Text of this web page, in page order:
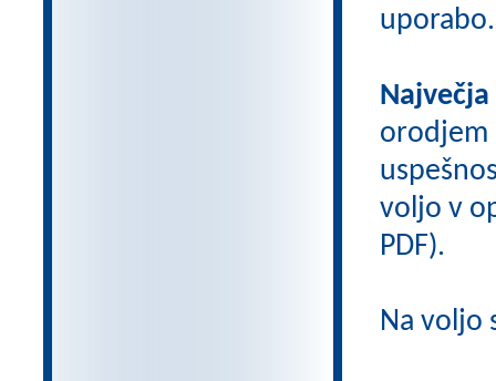
uporabo.
orodjem
voljo v
PDF).
Na voljo